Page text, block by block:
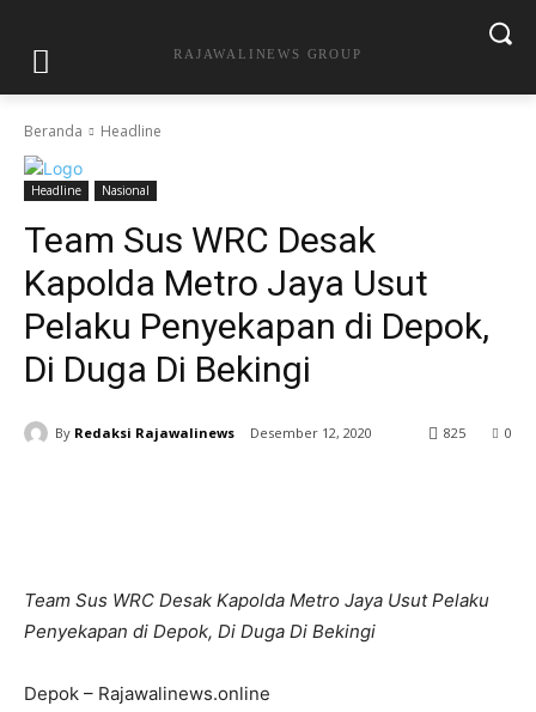
RAJAWALINEWS GROUP
Beranda Headline
Headline Nasional
Team Sus WRC Desak
Kapolda Metro Jaya Usut
Pelaku Penyekapan di Depok,
Di Duga Di Bekingi
By Redaksi Rajawalinews Desember 12, 2020 0
825
Team Sus WRC Desak Kapolda Metro Jaya Usut Pelaku
Penyekapan di Depok, Di Duga Di Bekingi
Depok – Rajawalinews.online